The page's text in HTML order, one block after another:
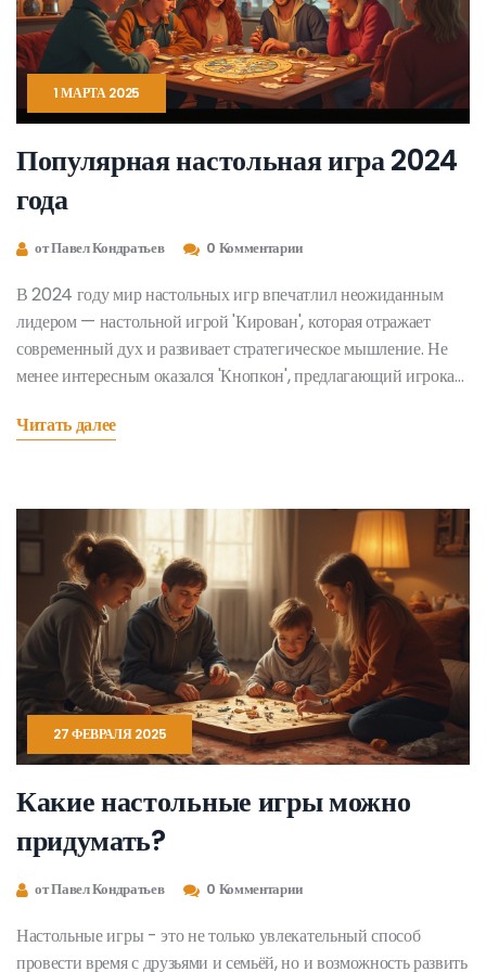
1 МАРТА 2025
Популярная настольная игра 2024
года
от Павел Кондратьев 0 Комментарии
В 2024 году мир настольных игр впечатлил неожиданным
лидером — настольной игрой 'Кирован', которая отражает
современный дух и развивает стратегическое мышление. Не
менее интересным оказался 'Кнопкон', предлагающий игрокам
игры продолжают оставаться важной частью семейных и
расскажет о популярности и особенностях этих игр, а также
даст советы, как выбрать подходящую для себя.
Читать далее
27 ФЕВРАЛЯ 2025
Какие настольные игры можно
придумать?
от Павел Кондратьев 0 Комментарии
Настольные игры - это не только увлекательный способ
провести время с друзьями и семьёй, но и возможность развить